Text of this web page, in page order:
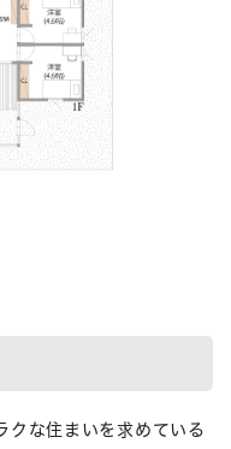
な住まいを求めている